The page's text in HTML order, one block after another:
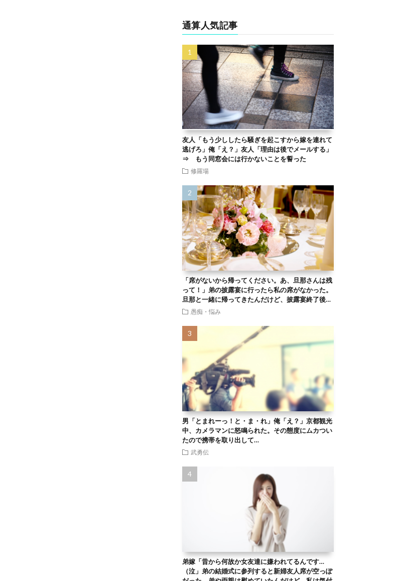
通算人気記事
友人「もう少ししたら騒ぎを起こすから嫁を連れて
逃げろ」俺「え？」友人「理由は後でメールする」
⇒ もう同窓会には行かないことを誓った
修羅場
「席がないから帰ってください。あ、旦那さんは残
って！」弟の披露宴に行ったら私の席がなかった。
旦那と一緒に帰ってきたんだけど、披露宴終了後…
愚痴・悩み
男「とまれーっ！と・ま・れ」俺「え？」京都観光
中、カメラマンに怒鳴られた。その態度にムカつい
たので携帯を取り出して…
武勇伝
弟嫁「昔から何故か女友達に嫌われてるんです…
（泣」弟の結婚式に参列すると新婦友人席が空っぽ